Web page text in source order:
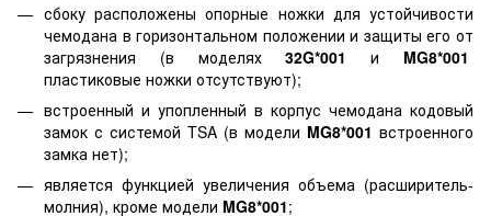
сбоку расположены опорные ножки для устойчивости
чемодана в горизонтальном положении и защиты его от
загрязнения (в моделях32G*001 и MG8*001
пластиковые ножки отсутствуют);
встроенный и упопленный в корпус чемодана кодовый
замок с системой TSA (в модели MG8*001 встроенного
замка нет);
является функцией увеличения объема (расширитель-
молния), кроме модели MG8*001;